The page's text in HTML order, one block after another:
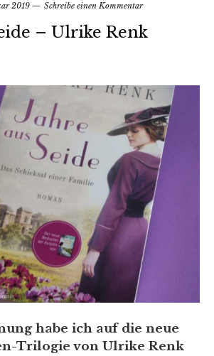
2019 Schreibe einen Kommentar
– Ulrike Renk
habe ich auf die neue
Trilogie von Ulrike Renk